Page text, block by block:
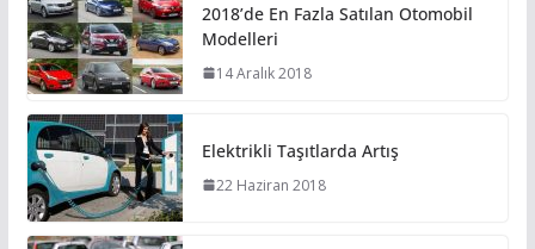
2018’de En Fazla Satılan Otomobil
Modelleri
14 Aralık 2018
Elektrikli Taşıtlarda Artış
22 Haziran 2018